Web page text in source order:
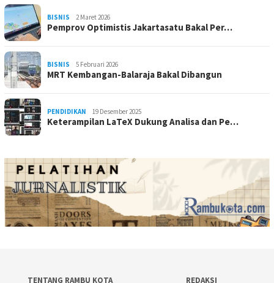
BISNIS 2 Maret 2026
Pemprov Optimistis Jakartasatu Bakal Per…
BISNIS 5 Februari 2026
MRT Kembangan-Balaraja Bakal Dibangun
PENDIDIKAN 19 Desember 2025
Keterampilan LaTeX Dukung Analisa dan Pe…
TENTANG RAMBU KOTA REDAKSI